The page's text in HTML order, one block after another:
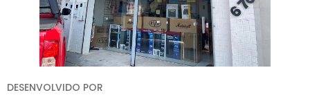
DESENVOLVIDO POR